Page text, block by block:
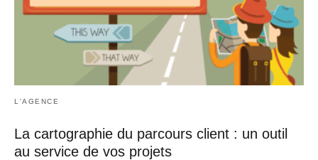
L'AGENCE
La cartographie du parcours client : un outil
au service de vos projets